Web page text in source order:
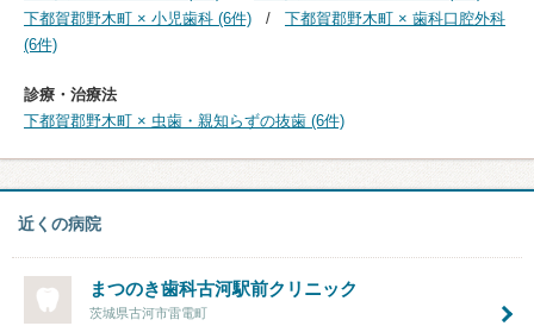
下都賀郡野木町 × 小児歯科 (6件)
下都賀郡野木町 × 歯科口腔外科
(6件)
診療・治療法
下都賀郡野木町 × 虫歯・親知らずの抜歯 (6件)
近くの病院
まつのき歯科古河駅前クリニック
茨城県古河市雷電町